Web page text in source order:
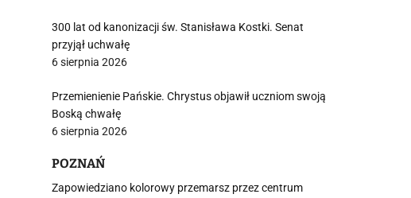
300 lat od kanonizacji św. Stanisława Kostki. Senat
przyjął uchwałę
6 sierpnia 2026
Przemienienie Pańskie. Chrystus objawił uczniom swoją
Boską chwałę
6 sierpnia 2026
POZNAŃ
Zapowiedziano kolorowy przemarsz przez centrum